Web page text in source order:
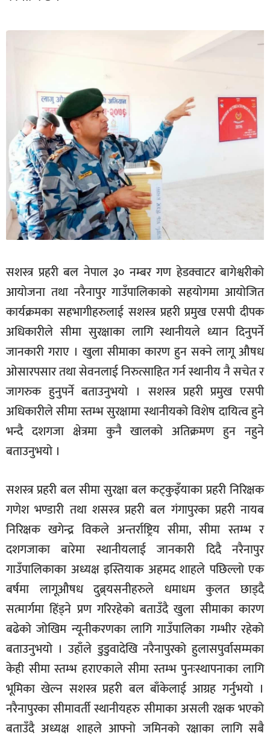
सशस्त्र प्रहरी बल नेपाल ३० नम्बर गण हेडक्वाटर बागेश्वरीको
आयोजना तथा नरैनापुर गाउँपालिकाको सहयोगमा आयोजित
कार्यक्रमका सहभागीहरुलाई सशस्त्र प्रहरी प्रमुख एसपी दीपक
अधिकारीले सीमा सुरक्षाका लागि स्थानीयले ध्यान दिनुपर्ने
जानकारी गराए । खुला सीमाका कारण हुन सक्ने लागू औषध
ओसारपसार तथा सेवनलाई निरुत्साहित गर्न स्थानीय नै सचेत र
जागरुक हुनुपर्ने बताउनुभयो । सशस्त्र प्रहरी प्रमुख एसपी
अधिकारीले सीमा स्तम्भ सुरक्षामा स्थानीयको विशेष दायित्व हुने
भन्दै दशगजा क्षेत्रमा कुनै खालको अतिक्रमण हुन नहुने
बताउनुभयो ।
सशस्त्र प्रहरी बल सीमा सुरक्षा बल कट्कुइँयाका प्रहरी निरिक्षक
गणेश भण्डारी तथा शसस्त्र प्रहरी बल गंगापुरका प्रहरी नायब
निरिक्षक खगेन्द्र विकले अन्तर्राष्ट्रिय सीमा, सीमा स्तम्भ र
दशगजाका बारेमा स्थानीयलाई जानकारी दिदै नरैनापुर
गाउँपालिकाका अध्यक्ष इस्तियाक अहमद शाहले पछिल्लो एक
बर्षमा लागूऔषध दुब्र्यसनीहरुले धमाधम कुलत छाड्दै
सत्मार्गमा हिंड्ने प्रण गरिरहेको बताउँदै खुला सीमाका कारण
बढेको जोखिम न्यूनीकरणका लागि गाउँपालिका गम्भीर रहेको
बताउनुभयो । उहाँले डुडुवादेखि नरैनापुरको हुलासपुर्वासम्मका
केही सीमा स्तम्भ हराएकाले सीमा स्तम्भ पुनःस्थापनाका लागि
भूमिका खेल्न सशस्त्र प्रहरी बल बाँकेलाई आग्रह गर्नुभयो ।
नरैनापुरका सीमावर्ती स्थानीयहरु सीमाका असली रक्षक भएको
बताउँदै अध्यक्ष शाहले आफ्नो जमिनको रक्षाका लागि सबै